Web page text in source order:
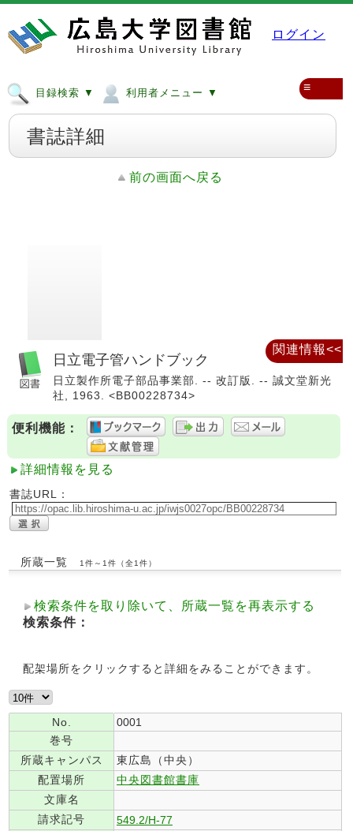
ログイン
目録検索 ▼ 利用者メニュー ▼ ≡
書誌詳細
前の画面へ戻る
日立電子管ハンドブック
日立製作所電子部品事業部. -- 改訂版. -- 誠文堂新光
社, 1963. <BB00228734>
便利機能：
詳細情報を見る
書誌URL：
所蔵一覧 1件～1件（全1件）
検索条件を取り除いて、所蔵一覧を再表示する
検索条件：
配架場所をクリックすると詳細をみることができます。
No.
0001
巻号
所蔵キャンパス
東広島（中央）
配置場所
中央図書館書庫
文庫名
請求記号
549.2/H-77
関連情報<<